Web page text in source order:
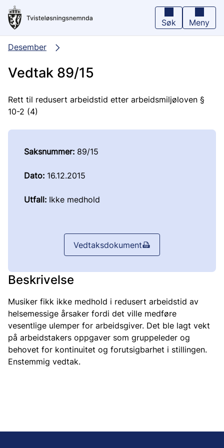
Hopp
hovedinnhold
Søk Meny
Desember
Vedtak 89/15
Rett til redusert arbeidstid etter arbeidsmiljøloven §
10-2 (4)
Saksnummer: 89/15
Dato: 16.12.2015
Utfall: Ikke medhold
Vedtaksdokument
Beskrivelse
Musiker fikk ikke medhold i redusert arbeidstid av
helsemessige årsaker fordi det ville medføre
vesentlige ulemper for arbeidsgiver. Det ble lagt vekt
på arbeidstakers oppgaver som gruppeleder og
behovet for kontinuitet og forutsigbarhet i stillingen.
Enstemmig vedtak.